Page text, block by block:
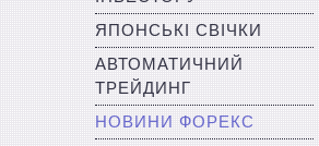
ЯПОНСЬКІ СВІЧКИ
АВТОМАТИЧНИЙ
ТРЕЙДИНГ
НОВИНИ ФОРЕКС